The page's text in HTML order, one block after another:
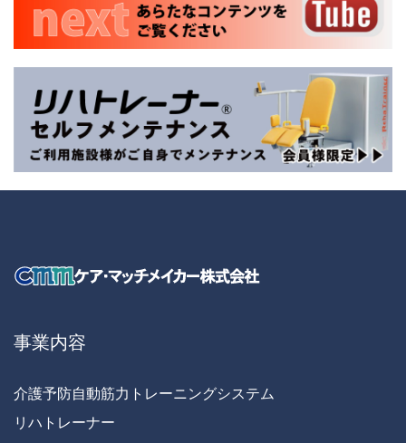
事業内容
介護予防自動筋力トレーニングシステム
リハトレーナー